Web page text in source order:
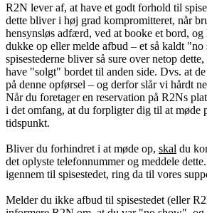
R2N lever af, at have et godt forhold til
dette bliver i høj grad kompromitteret, når
hensynsløs adfærd, ved at booke et bord,
dukke op eller melde afbud – et så kaldt
spisestederne bliver så sure over netop
have "solgt" bordet til anden side. Dvs. at
på denne opførsel – og derfor slår vi hårdt
Når du foretager en reservation på R2Ns
i det omfang, at du forpligter dig til at møde
tidspunkt.
Bliver du forhindret i at møde op, skal du
det oplyste telefonnummer og meddele
igennem til spisestedet, ring da til vores
Melder du ikke afbud til spisestedet (eller